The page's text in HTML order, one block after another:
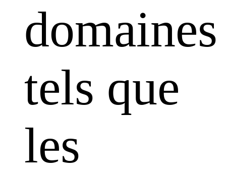
domaines
tels que
les